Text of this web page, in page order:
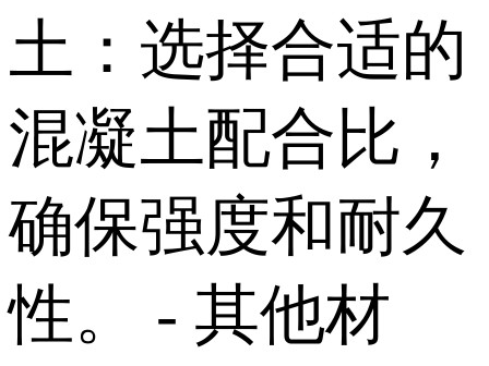
土：选择合适的
混凝土配合比，
确保强度和耐久
性。 - 其他材